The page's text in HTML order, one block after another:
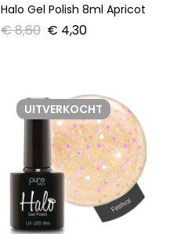
Halo Gel Polish 8ml Apricot
€8,60 € 4,30
UITVERKOCHT